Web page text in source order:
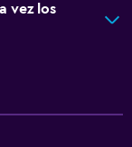
vez los